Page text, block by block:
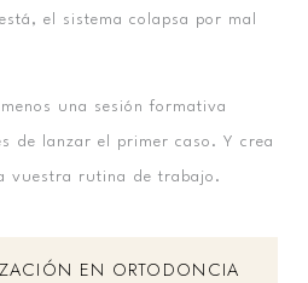
el sistema colapsa por mal
una sesión formativa
de lanzar el primer caso. Y crea
vuestra rutina de trabajo.
EN ORTODONCIA